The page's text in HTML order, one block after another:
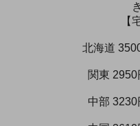
【
北海道
関東
中部